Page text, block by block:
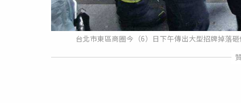
台北市東區商圈今（6）日下午傳出大型招牌掉落